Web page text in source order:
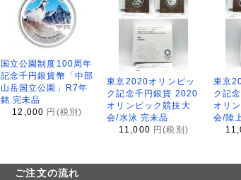
国立公園制度100周年
記念千円銀貨幣「中部
山岳国立公園」R7年
銘 完未品
12,000 円(税別)
東京2020オリンピッ
ク記念千円銀貨 2020
オリンピック競技大
会/水泳 完未品
11,000 円(税別)
東京
ク記
オリ
会/陸
ご注文の流れ